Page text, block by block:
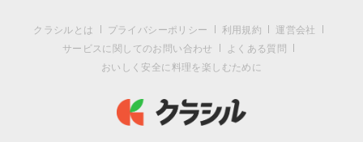
クラシルとは プライバシーポリシー 利用規約
運営会社
サービスに関してのお問い合わせ
よくある質問
おいしく安全に料理を楽しむために